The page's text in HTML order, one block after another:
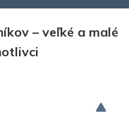
– veľké a malé